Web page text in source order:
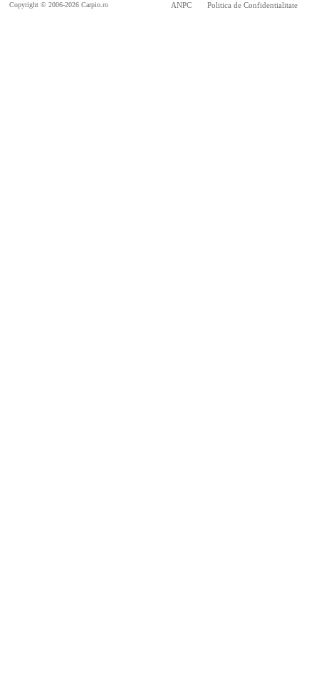
Copyright © 2006-2026 Carpio.ro ANPC Politica de Confidentialitate